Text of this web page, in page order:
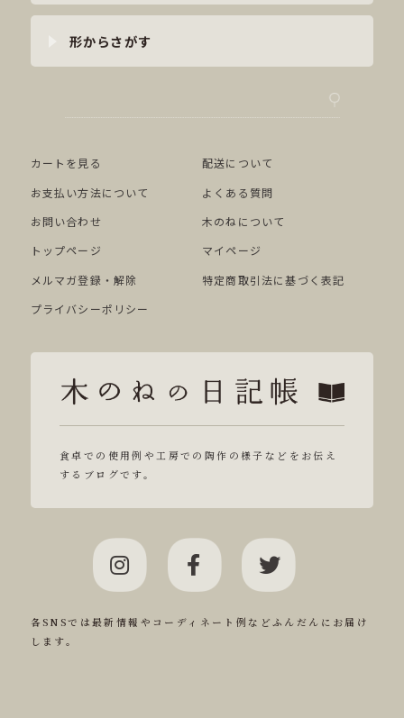
形からさがす
カートを見る
配送について
お支払い方法について
よくある質問
お問い合わせ
木のねについて
トップページ
マイページ
メルマガ登録・解除
特定商取引法に基づく表記
プライバシーポリシー
食卓での使用例や工房での陶作の様子などをお伝え
するブログです。
各SNSでは最新情報やコーディネート例などふんだんにお届け
します。